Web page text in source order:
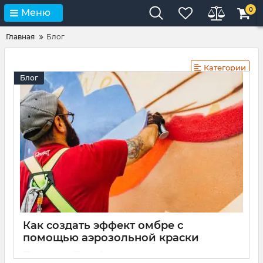
Меню 0
Главная Блог
Категории
Блог
Как создать эффект омбре с
помощью аэрозольной краски